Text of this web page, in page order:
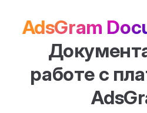
AdsGram
работе с